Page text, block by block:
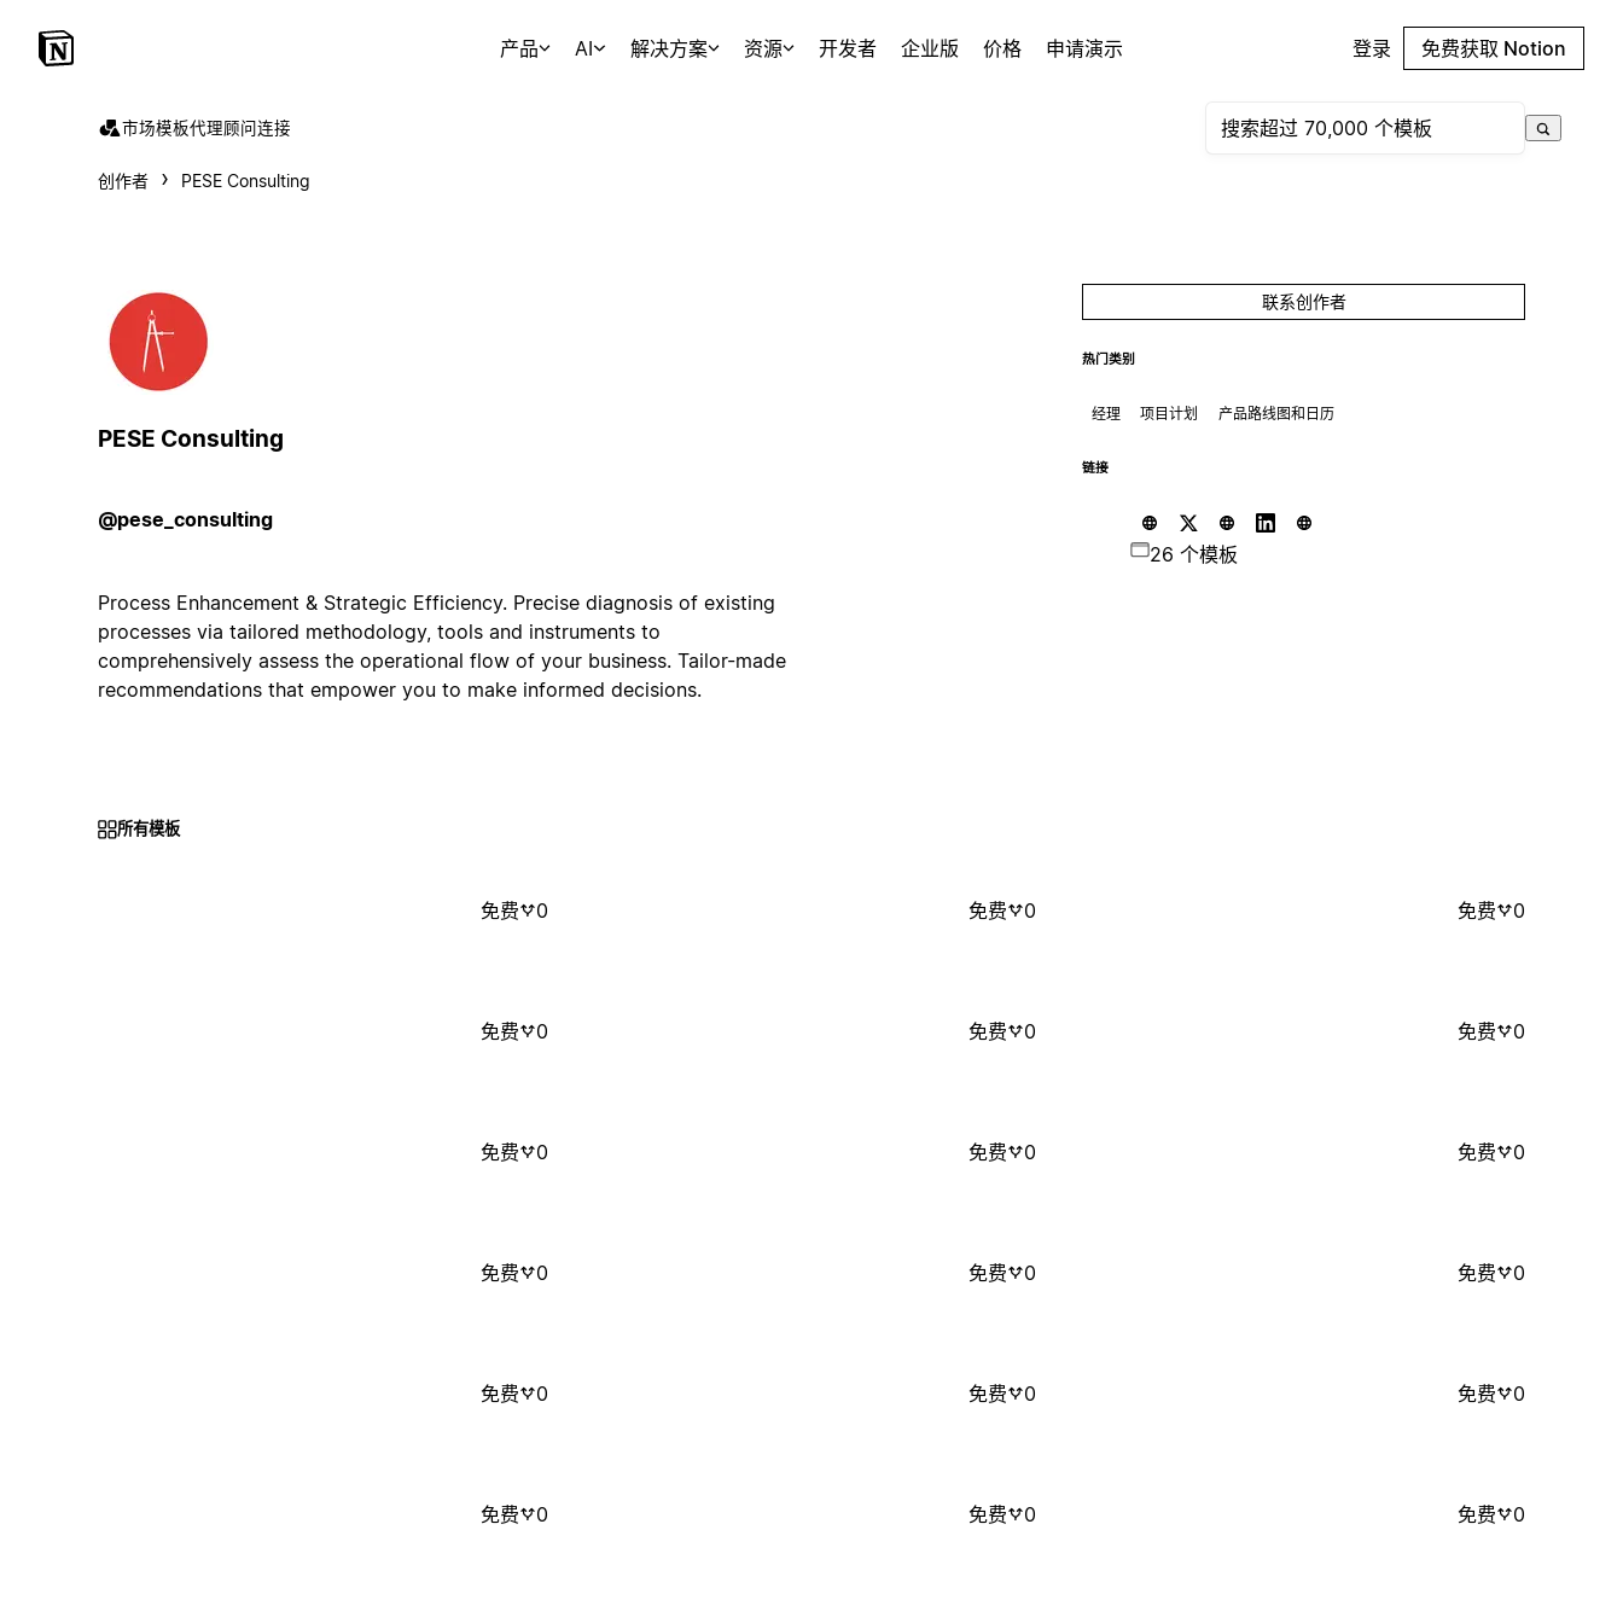
产品 AI 解决方案 资源 开发者 企业版 价格 申请演示 登录 免费获取 Notion
市场模板代理顾问连接
创作者 PESE Consulting
PESE Consulting
@pese_consulting
Process Enhancement & Strategic Efficiency. Precise diagnosis of existing
processes via tailored methodology, tools and instruments to
comprehensively assess the operational flow of your business. Tailor-made
recommendations that empower you to make informed decisions.
联系创作者
热门类别
经理 项目计划 产品路线图和日历
链接
26 个模板
所有模板
免费 0 免费 0 免费 0
免费 0 免费 0 免费 0
免费 0 免费 0 免费 0
免费 0 免费 0 免费 0
免费 0 免费 0 免费 0
免费 0 免费 0 免费 0